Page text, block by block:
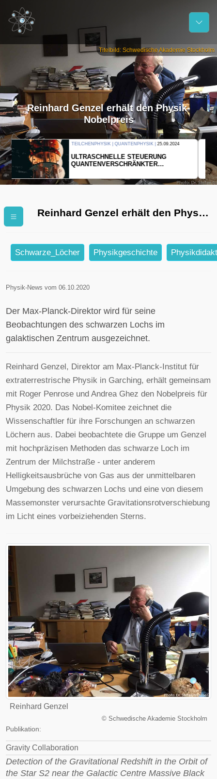
Titelbild: Schwedische Akademie Stockholm
Reinhard Genzel erhält den Physik-
Nobelpreis
THERMODYNAMIK | WELLENLEHRE |23.09.2024
FORSCHER ERZEUGEN
EINDIMENSIONALES GAS AUS LICHT
Reinhard Genzel erhält den Physik-
Schwarze_Löcher Physikgeschichte
Physik-News vom 06.10.2020
Der Max-Planck-Direktor wird für seine
Beobachtungen des schwarzen Lochs im
galaktischen Zentrum ausgezeichnet.
Reinhard Genzel, Direktor am Max-Planck-Institut für
extraterrestrische Physik in Garching, erhält gemeinsam
mit Roger Penrose und Andrea Ghez den Nobelpreis für
Physik 2020. Das Nobel-Komitee zeichnet die
Wissenschaftler für ihre Forschungen an schwarzen
Löchern aus. Dabei beobachtete die Gruppe um Genzel
mit hochpräzisen Methoden das schwarze Loch im
Zentrum der Milchstraße - unter anderem
Helligkeitsausbrüche von Gas aus der unmittelbaren
Umgebung des schwarzen Lochs und eine von diesem
Massemonster verursachte Gravitationsrotverschiebung
im Licht eines vorbeiziehenden Sterns.
Reinhard Genzel
© Schwedische Akademie Stockholm
Publikation:
Gravity Collaboration
Detection of the Gravitational Redshift in the Orbit of
the Star S2 near the Galactic Centre Massive Black